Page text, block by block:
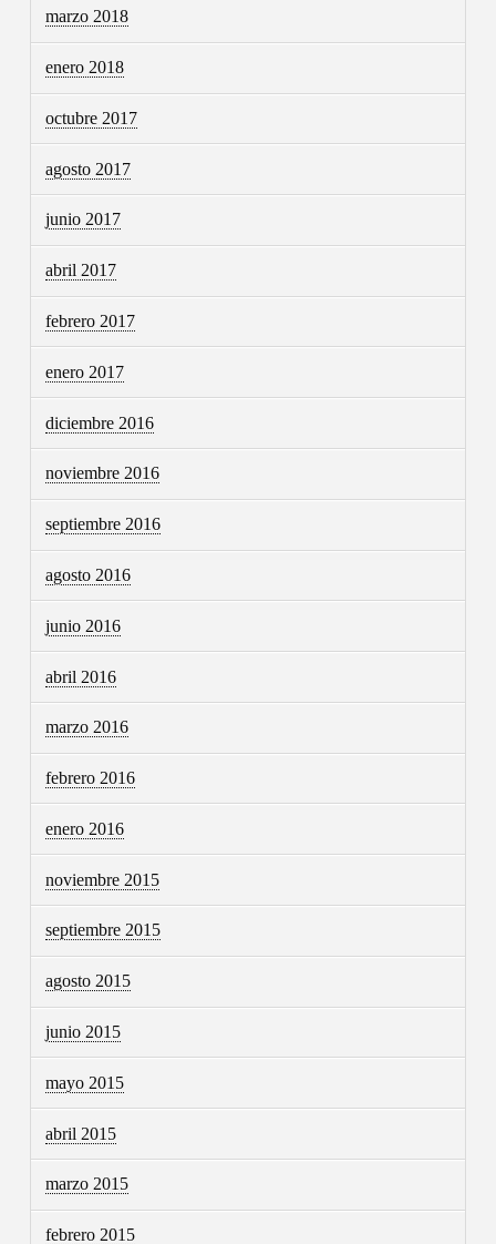
marzo 2018
enero 2018
octubre 2017
agosto 2017
junio 2017
abril 2017
febrero 2017
enero 2017
diciembre 2016
noviembre 2016
septiembre 2016
agosto 2016
junio 2016
abril 2016
marzo 2016
febrero 2016
enero 2016
noviembre 2015
septiembre 2015
agosto 2015
junio 2015
mayo 2015
abril 2015
marzo 2015
febrero 2015